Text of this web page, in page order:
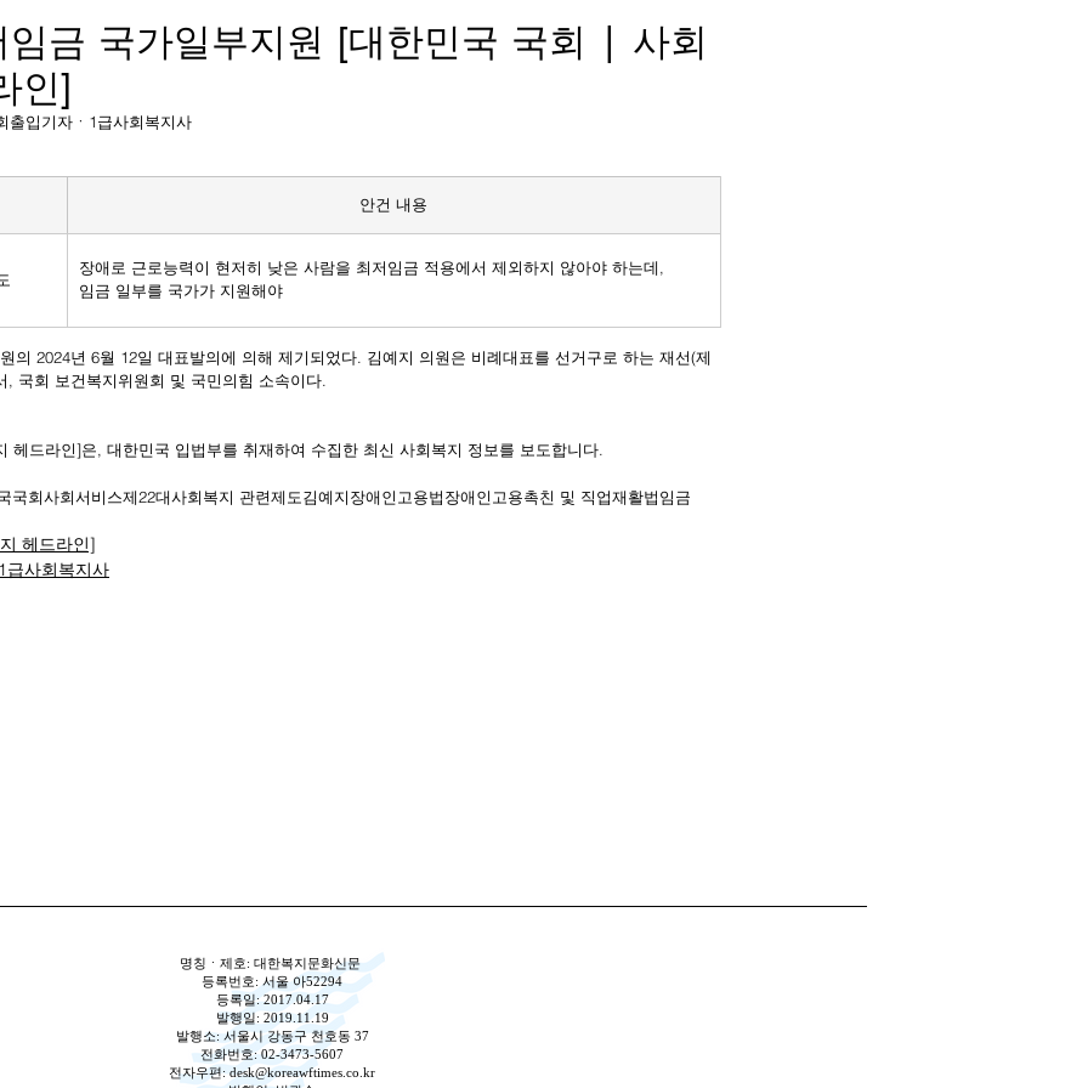
임금 국가일부지원 [대한민국 국회 | 사회
인]
출입기자ㆍ1급사회복지사
안건 내용
장애로 근로능력이 현저히 낮은 사람을 최저임금 적용에서 제외하지 않아야 하는데,
임금 일부를 국가가 지원해야
의 2024년 6월 12일 대표발의에 의해 제기되었다. 김예지 의원은 비례대표를 선거구로 하는 재선(제
, 국회 보건복지위원회 및 국민의힘 소속이다.
헤드라인]은, 대한민국 입법부를 취재하여 수집한 최신 사회복지 정보를 보도합니다.
국회사회서비스제22대사회복지 관련제도김예지장애인고용법장애인고용촉친 및 직업재활법임금
헤드라인]
급사회복지사
명칭ㆍ제호: 대한복지문화신문
등록번호: 서울 아52294
등록일: 2017.04.17
발행일: 2019.11.19
발행소: 서울시 강동구 천호동 37
전화번호: 02-3473-5607
전자우편:desk@koreawftimes.co.kr